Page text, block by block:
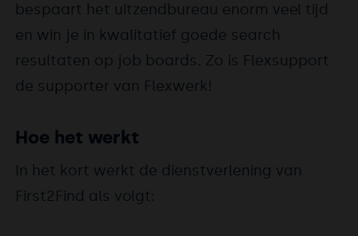
bespaart het uitzendbureau enorm veel tijd
en win je in kwalitatief goede search
resultaten op job boards. Zo is Flexsupport
de supporter van Flexwerk!
Hoe het werkt
In het kort werkt de dienstverlening van
First2Find als volgt: